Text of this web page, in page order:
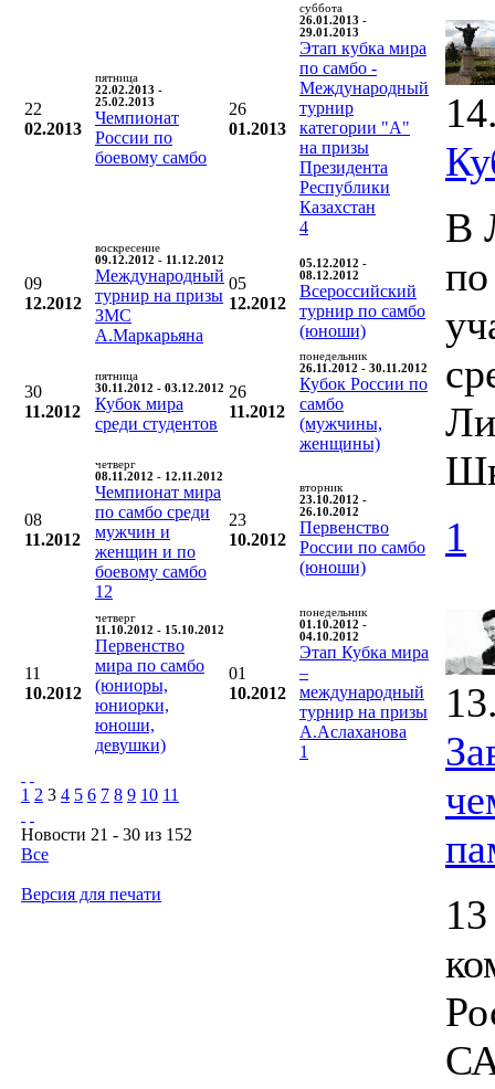
22
02.2013
пятница
22.02.2013 -
25.02.2013
Чемпионат
России по
боевому самбо
26
01.2013
суббота
26.01.2013 -
29.01.2013
Этап кубка мира
по самбо -
Международный
турнир
категории "А"
на призы
Президента
Республики
Казахстан
4
09
12.2012
воскресение
09.12.2012 - 11.12.2012
Международный
турнир на призы
ЗМС
А.Маркарьяна
05
12.2012
05.12.2012 -
08.12.2012
Всероссийский
турнир по самбо
(юноши)
30
11.2012
пятница
30.11.2012 - 03.12.2012
Кубок мира
среди студентов
26
11.2012
понедельник
26.11.2012 - 30.11.2012
Кубок России по
самбо
(мужчины,
женщины)
08
11.2012
четверг
08.11.2012 - 12.11.2012
Чемпионат мира
по самбо среди
мужчин и
женщин и по
боевому самбо
12
23
10.2012
вторник
23.10.2012 -
26.10.2012
Первенство
России по самбо
(юноши)
11
10.2012
четверг
11.10.2012 - 15.10.2012
Первенство
мира по самбо
(юниоры,
юниорки,
юноши,
девушки)
01
10.2012
понедельник
01.10.2012 -
04.10.2012
Этап Кубка мира
–
международный
турнир на призы
А.Аслаханова
1
1 2 3 4 5 6 7 8 9 10 11
Новости 21 - 30 из 152
Все
Версия для печати
В
1